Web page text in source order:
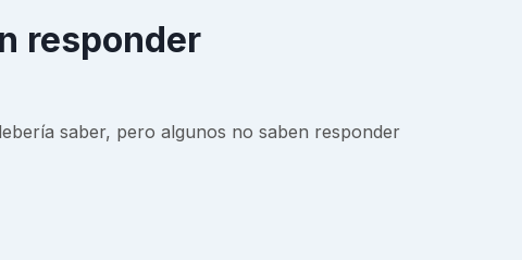
responder
saber, pero algunos no saben responder